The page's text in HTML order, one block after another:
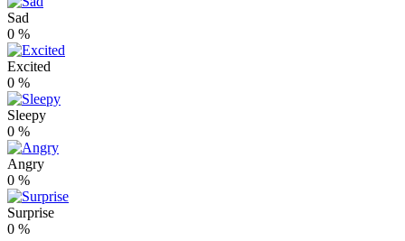
Sad
0 %
Excited
0 %
Sleepy
0 %
Angry
0 %
Surprise
0 %